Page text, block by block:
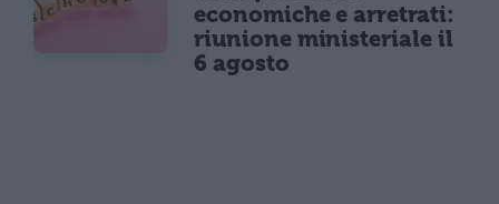
economiche e arretrati:
riunione ministeriale il
6 agosto